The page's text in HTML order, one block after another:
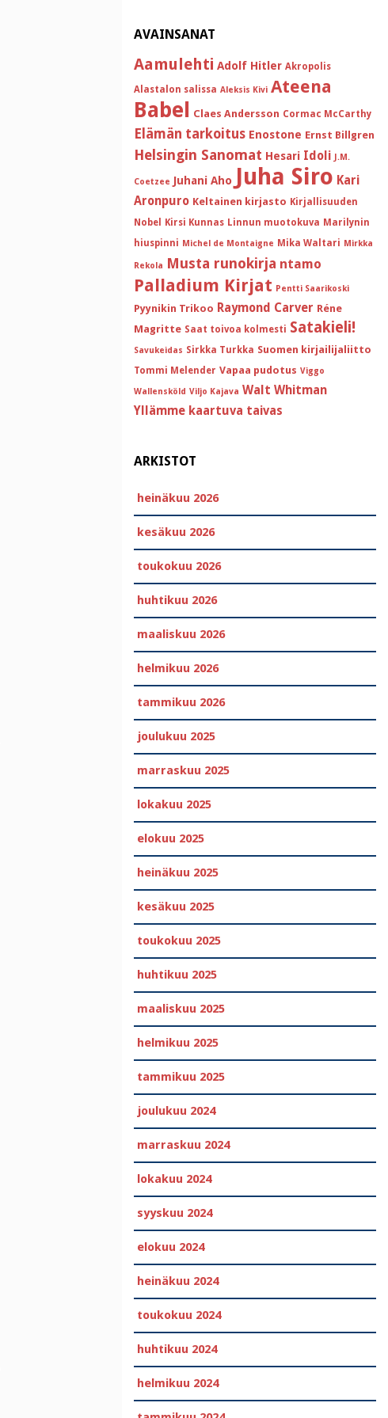
AVAINSANAT
Aamulehti Adolf Hitler Akropolis
Alastalon salissa Aleksis Kivi Ateena
Babel Claes Andersson Cormac McCarthy
Elämän tarkoitus Enostone Ernst Billgren
Helsingin Sanomat Hesari Idoli J.M.
Coetzee Juhani Aho Juha Siro Kari
Aronpuro Keltainen kirjasto Kirjallisuuden
Nobel
Kirsi Kunnas Linnun muotokuva Marilynin
hiuspinni Michel de Montaigne Mika Waltari Mirkka
Rekola Musta runokirja ntamo
Palladium Kirjat Pentti Saarikoski
Pyynikin Trikoo Raymond Carver Réne
Magritte Saat toivoa kolmesti Satakieli!
Savukeidas Sirkka Turkka Suomen kirjailijaliitto
Tommi Melender Vapaa pudotus Viggo
Wallensköld Viljo Kajava Walt Whitman
Yllämme kaartuva taivas
ARKISTOT
heinäkuu 2026
kesäkuu 2026
toukokuu 2026
huhtikuu 2026
maaliskuu 2026
helmikuu 2026
tammikuu 2026
joulukuu 2025
marraskuu 2025
lokakuu 2025
elokuu 2025
heinäkuu 2025
kesäkuu 2025
toukokuu 2025
huhtikuu 2025
maaliskuu 2025
helmikuu 2025
tammikuu 2025
joulukuu 2024
marraskuu 2024
lokakuu 2024
syyskuu 2024
elokuu 2024
heinäkuu 2024
toukokuu 2024
huhtikuu 2024
helmikuu 2024